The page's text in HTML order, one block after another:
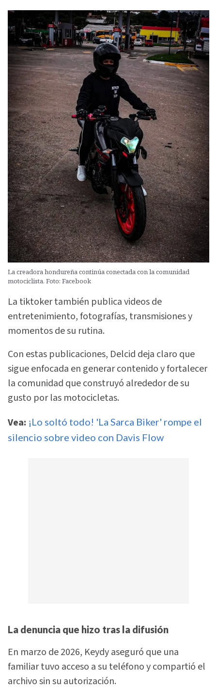
La creadora hondureña continúa conectada con la comunidad
motociclista. Foto: Facebook
La tiktoker también publica videos de
entretenimiento, fotografías, transmisiones y
momentos de su rutina.
Con estas publicaciones, Delcid deja claro que
sigue enfocada en generar contenido y fortalecer
la comunidad que construyó alrededor de su
gusto por las motocicletas.
Vea: ¡Lo soltó todo! 'La Sarca Biker' rompe el
silencio sobre video con Davis Flow
La denuncia que hizo tras la difusión
En marzo de 2026, Keydy aseguró que una
familiar tuvo acceso a su teléfono y compartió el
archivo sin su autorización.